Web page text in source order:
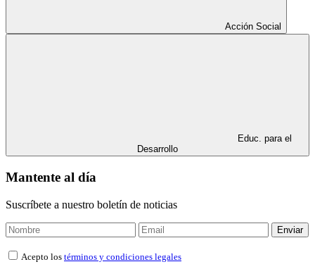
Acción Social
Desarrollo
Mantente al día
Suscríbete a nuestro boletín de noticias
Acepto los términos y condiciones legales